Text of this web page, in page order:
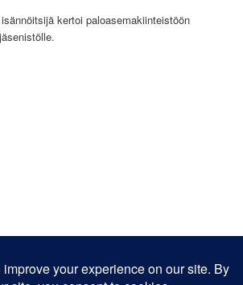
kertoi paloasemakiinteistöön